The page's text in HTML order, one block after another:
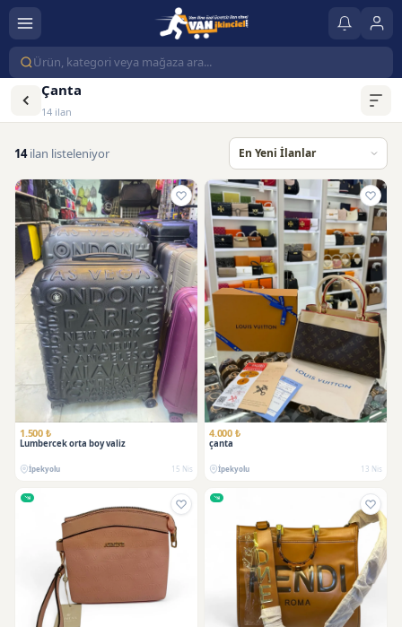
Çanta
14 ilan
14ilan listeleniyor
1.500 ₺
Lumbercek orta boy valiz
İpekyolu 15 Nis
4.000 ₺
çanta
İpekyolu 13 Nis